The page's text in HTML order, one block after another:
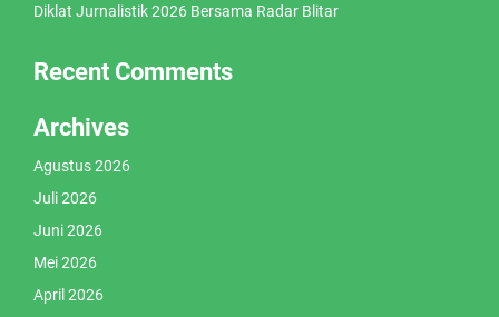
Diklat Jurnalistik 2026 Bersama Radar Blitar
Recent Comments
Archives
Agustus 2026
Juli 2026
Juni 2026
Mei 2026
April 2026